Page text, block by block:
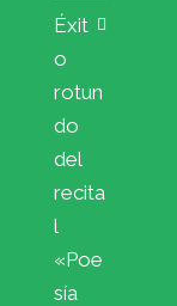
Éxit
o
rotun
do
del
recita
l
«Poe
sía